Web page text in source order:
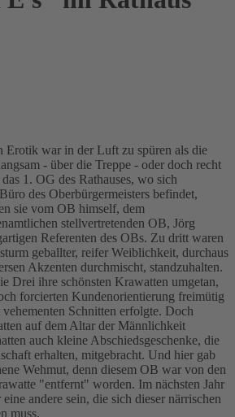
Erotik war in der Luft zu spüren als die
- über die Treppe - oder doch recht
1. OG des Rathauses, wo sich
des Oberbürgermeisters befindet,
sie vom OB himself, dem
stellvertretenden OB, Jörg
Referenten des OBs. Zu dritt waren
geballter, reifer Weiblichkeit, durchaus
Akzenten durchmischt, standzuhalten.
Drei ihre schönsten Krawatten umgetan,
forcierten Kundenorientierung freimütig
Schnitten erfolgte. Doch
auf dem Altar der Männlichkeit
auch kleine Abschiedsgeschenke, die
erhalten, mitgebracht. Und hier gab
Wehmut, denn diesem OB war von den
"entfernt" worden. Im nächsten Jahr
andere sein, die sich dieser närrischen
muss.